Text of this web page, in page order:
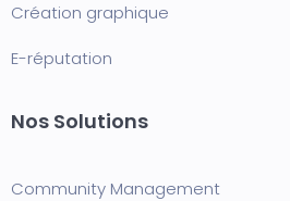
Création graphique
E-réputation
Nos Solutions
Community Management